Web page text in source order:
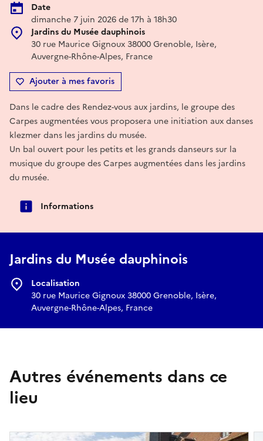
Date
dimanche 7 juin 2026 de 17h à 18h30
Jardins du Musée dauphinois
30 rue Maurice Gignoux 38000 Grenoble, Isère,
Auvergne-Rhône-Alpes, France
Ajouter à mes favoris
Dans le cadre des Rendez-vous aux jardins, le groupe des
Carpes augmentées vous proposera une initiation aux danses
klezmer dans les jardins du musée.
Un bal ouvert pour les petits et les grands danseurs sur la
musique du groupe des Carpes augmentées dans les jardins
du musée.
Informations
Jardins du Musée dauphinois
Localisation
30 rue Maurice Gignoux 38000 Grenoble, Isère,
Auvergne-Rhône-Alpes, France
Autres événements dans ce
lieu